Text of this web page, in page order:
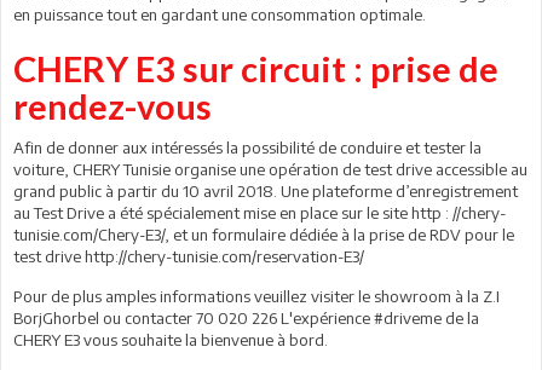
en puissance tout en gardant une consommation optimale.
CHERY E3 sur circuit : prise de
rendez-vous
Afin de donner aux intéressés la possibilité de conduire et tester la
voiture, CHERY Tunisie organise une opération de test drive accessible au
grand public à partir du 10 avril 2018. Une plateforme d’enregistrement
au Test Drive a été spécialement mise en place sur le site http : //chery-
tunisie.com/Chery-E3/, et un formulaire dédiée à la prise de RDV pour le
test drive http://chery-tunisie.com/reservation-E3/
Pour de plus amples informations veuillez visiter le showroom à la Z.I
BorjGhorbel ou contacter 70 020 226 L'expérience #driveme de la
CHERY E3 vous souhaite la bienvenue à bord.